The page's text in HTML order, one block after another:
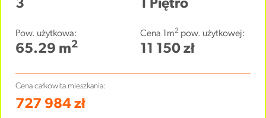
3 1 Piętro
Pow. użytkowa:
65.29 m2
Cena 1m2 pow. użytkowej:
11 150 zł
Cena całkowita mieszkania:
727 984 zł